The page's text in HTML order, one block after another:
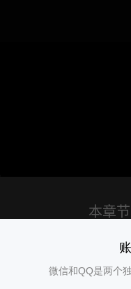
微信和QQ是两个